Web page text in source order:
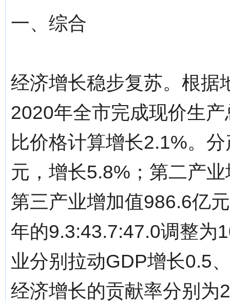
一、综合
经济增长稳步复苏。根据
2020年全市完成现价生
比价格计算增长2.1%。
元，增长5.8%；第二产
第三产业增加值986.6亿
年的9.3:43.7:47.0调整为
业分别拉动GDP增长0.5
经济增长的贡献率分别为